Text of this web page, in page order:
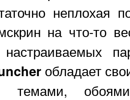
неплохая
на что-то
обладает
темами,